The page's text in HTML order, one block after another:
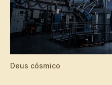
Deus cósmico